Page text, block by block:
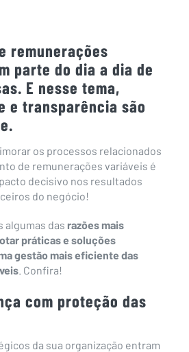
remunerações
parte do dia a dia de
E nesse tema,
e transparência são
os processos relacionados
de remunerações variáveis é
decisivo nos resultados
do negócio!
algumas das razões mais
práticas e soluções
gestão mais eficiente das
. Confira!
com proteção das
da sua organização entram